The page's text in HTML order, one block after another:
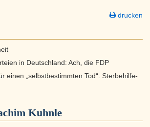
drucken
in Deutschland: Ach, die FDP
einen „selbstbestimmten Tod“: Sterbehilfe-
Kuhnle